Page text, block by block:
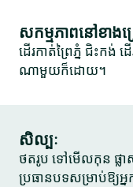
សកម្មភាពនៅខាងក្
ដើរកាត់ព្រៃភ្នំ ជិះក
ណាមួយក៏ដោយ។
សិល្បៈ
ថតរូប ទៅមើលកុន ផ្លា
ប្រធានបទសម្រាប់ឱ្យអ្